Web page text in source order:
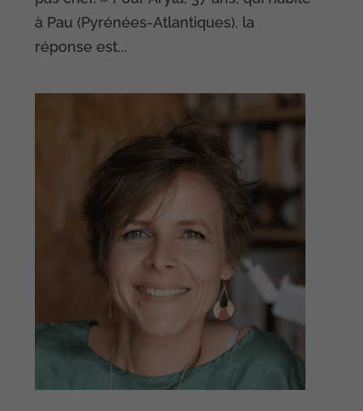
à Pau (Pyrénées-Atlantiques), la
réponse est...